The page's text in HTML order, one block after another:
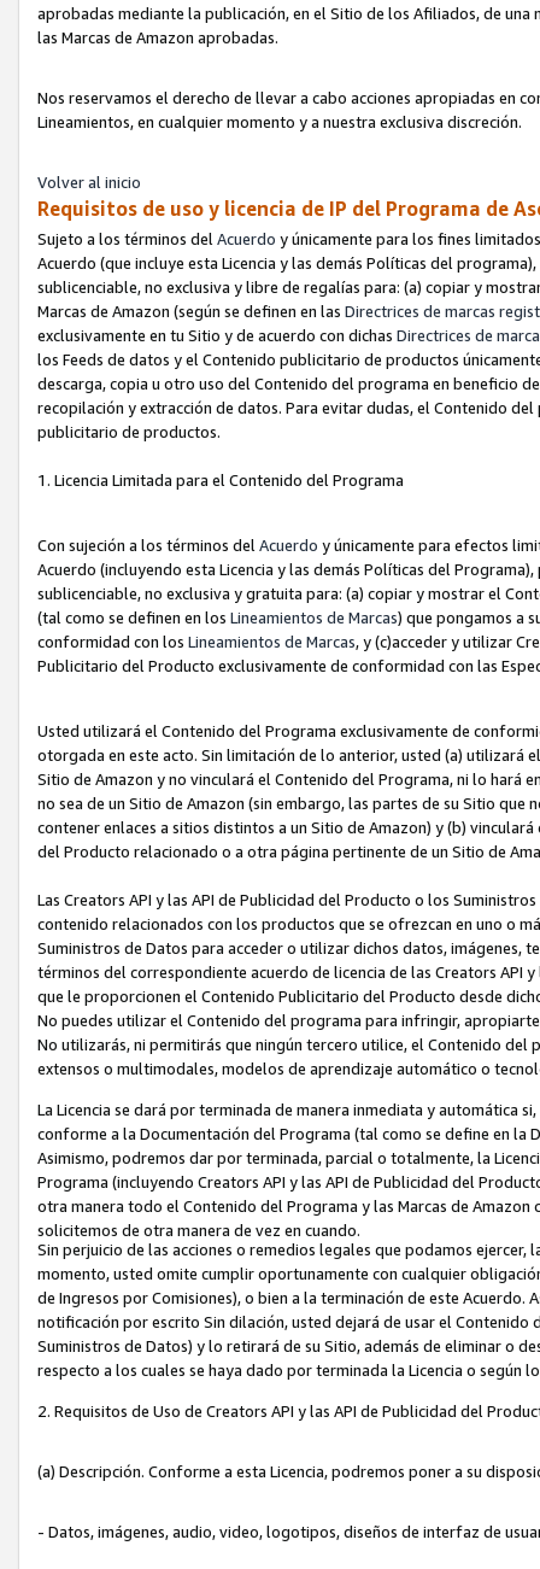
aprobadas mediante la publicación, en el Sitio de los Afiliados, de
las Marcas de Amazon aprobadas.
Nos reservamos el derecho de llevar a cabo acciones apropiadas en
Lineamientos, en cualquier momento y a nuestra exclusiva discreción.
Volver al inicio
Requisitos de uso y licencia de IP del Programa de
Sujeto a los términos del Acuerdo y únicamente para los fines
Acuerdo (que incluye esta Licencia y las demás Políticas del
sublicenciable, no exclusiva y libre de regalías para: (a) copiar y
Marcas de Amazon (según se definen en las Directrices de marcas
exclusivamente en tu Sitio y de acuerdo con dichas Directrices de
los Feeds de datos y el Contenido publicitario de productos
descarga, copia u otro uso del Contenido del programa en beneficio
recopilación y extracción de datos. Para evitar dudas, el Contenido
publicitario de productos.
1. Licencia Limitada para el Contenido del Programa
Con sujeción a los términos del Acuerdo y únicamente para efectos
Acuerdo (incluyendo esta Licencia y las demás Políticas del
sublicenciable, no exclusiva y gratuita para: (a) copiar y mostrar el
(tal como se definen en los Lineamientos de Marcas) que pongamos a
conformidad con los Lineamientos de Marcas, y (c)acceder y utilizar
Publicitario del Producto exclusivamente de conformidad con las
Usted utilizará el Contenido del Programa exclusivamente de
otorgada en este acto. Sin limitación de lo anterior, usted (a) utilizará
Sitio de Amazon y no vinculará el Contenido del Programa, ni lo hará
no sea de un Sitio de Amazon (sin embargo, las partes de su Sitio
contener enlaces a sitios distintos a un Sitio de Amazon) y (b)
del Producto relacionado o a otra página pertinente de un Sitio de
Las Creators API y las API de Publicidad del Producto o los
contenido relacionados con los productos que se ofrezcan en uno o
Suministros de Datos para acceder o utilizar dichos datos,
términos del correspondiente acuerdo de licencia de las Creators API
que le proporcionen el Contenido Publicitario del Producto desde
No puedes utilizar el Contenido del programa para infringir,
No utilizarás, ni permitirás que ningún tercero utilice, el Contenido
extensos o multimodales, modelos de aprendizaje automático o
La Licencia se dará por terminada de manera inmediata y automática
conforme a la Documentación del Programa (tal como se define en la
Asimismo, podremos dar por terminada, parcial o totalmente, la
Programa (incluyendo Creators API y las API de Publicidad del
otra manera todo el Contenido del Programa y las Marcas de
solicitemos de otra manera de vez en cuando.
Sin perjuicio de las acciones o remedios legales que podamos
momento, usted omite cumplir oportunamente con cualquier
de Ingresos por Comisiones), o bien a la terminación de este
notificación por escrito Sin dilación, usted dejará de usar el
Suministros de Datos) y lo retirará de su Sitio, además de eliminar o
respecto a los cuales se haya dado por terminada la Licencia o según
2. Requisitos de Uso de Creators API y las API de Publicidad del
(a) Descripción. Conforme a esta Licencia, podremos poner a su
- Datos, imágenes, audio, video, logotipos, diseños de interfaz de